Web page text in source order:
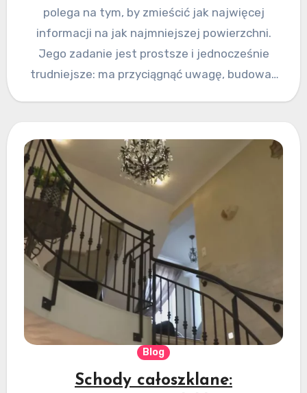
polega na tym, by zmieścić jak najwięcej
informacji na jak najmniejszej powierzchni.
Jego zadanie jest prostsze i jednocześnie
trudniejsze: ma przyciągnąć uwagę, budować
Blog
Schody całoszklane: